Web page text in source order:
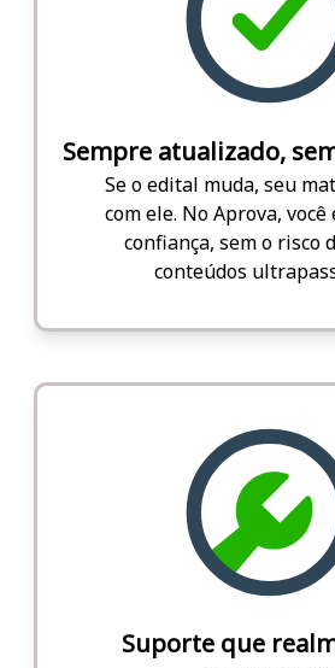
Sempre atualizado,
Se o edital muda, seu
com ele. No Aprova, você
confiança, sem o risco
conteúdos
Suporte que